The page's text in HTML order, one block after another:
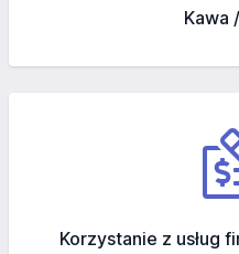
Kawa
Korzystanie z usług